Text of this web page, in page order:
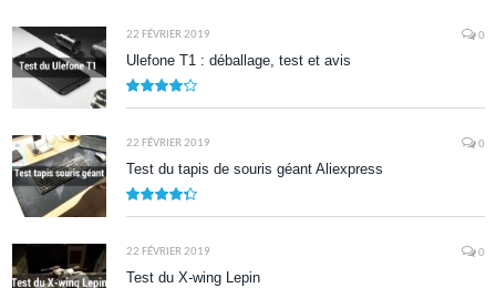
22 FÉVRIER 2019 0
Ulefone T1 : déballage, test et avis
22 FÉVRIER 2019 0
Test du tapis de souris géant Aliexpress
22 FÉVRIER 2019 0
Test du X-wing Lepin